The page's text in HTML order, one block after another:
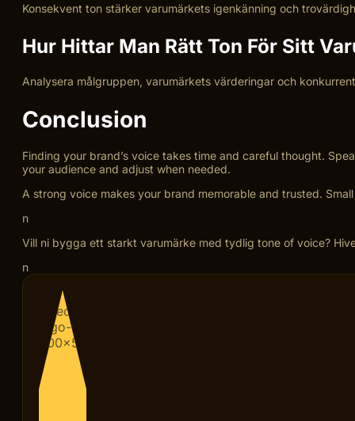
Konsekvent ton stärker varumärkets igenkänning och
Hur Hittar Man Rätt Ton För Sitt
Analysera målgruppen, varumärkets värderingar och
Conclusion
Finding your brand’s voice takes time and careful thought.
your audience and adjust when needed.
A strong voice makes your brand memorable and trusted.
n
Vill ni bygga ett starkt varumärke med tydlig tone of voice?
n